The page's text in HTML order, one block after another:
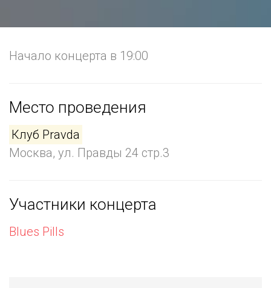
Начало концерта в 19:00
Место проведения
Клуб Pravda
Москва, ул. Правды 24 стр.3
Участники концерта
Blues Pills